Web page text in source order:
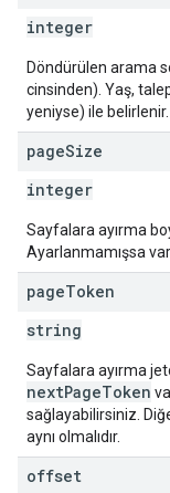
integer
Döndürülen arama
cinsinden). Yaş,
yeniyse) ile belirlenir.
pageSize
integer
Sayfalara ayırma
Ayarlanmamışsa
pageToken
string
Sayfalara ayırma
nextPageToken
sağlayabilirsiniz.
aynı olmalıdır.
offset